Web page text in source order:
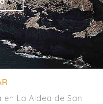
La Aldea de San